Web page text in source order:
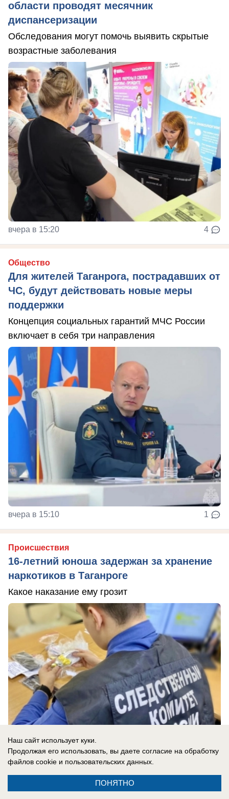
области проводят месячник
диспансеризации
Обследования могут помочь выявить скрытые
возрастные заболевания
вчера в 15:20 4
Общество
Для жителей Таганрога, пострадавших от
ЧС, будут действовать новые меры
поддержки
Концепция социальных гарантий МЧС России
включает в себя три направления
вчера в 15:10 1
Происшествия
16-летний юноша задержан за хранение
наркотиков в Таганроге
Какое наказание ему грозит
Наш сайт использует куки.
Продолжая его использовать, вы даете согласие на обработку
файлов cookie и пользовательских данных.
ПОНЯТНО